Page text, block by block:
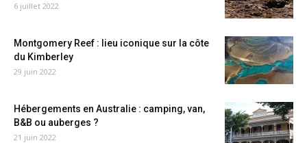
6 juillet 2022
Montgomery Reef : lieu iconique sur la côte
du Kimberley
29 juin 2022
Hébergements en Australie : camping, van,
B&B ou auberges ?
21 juin 2022